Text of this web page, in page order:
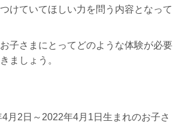
けていてほしい力を問う内容となって
子さまにとってどのような体験が必要
ましょう。
月2日～2022年4月1日生まれのお子さ